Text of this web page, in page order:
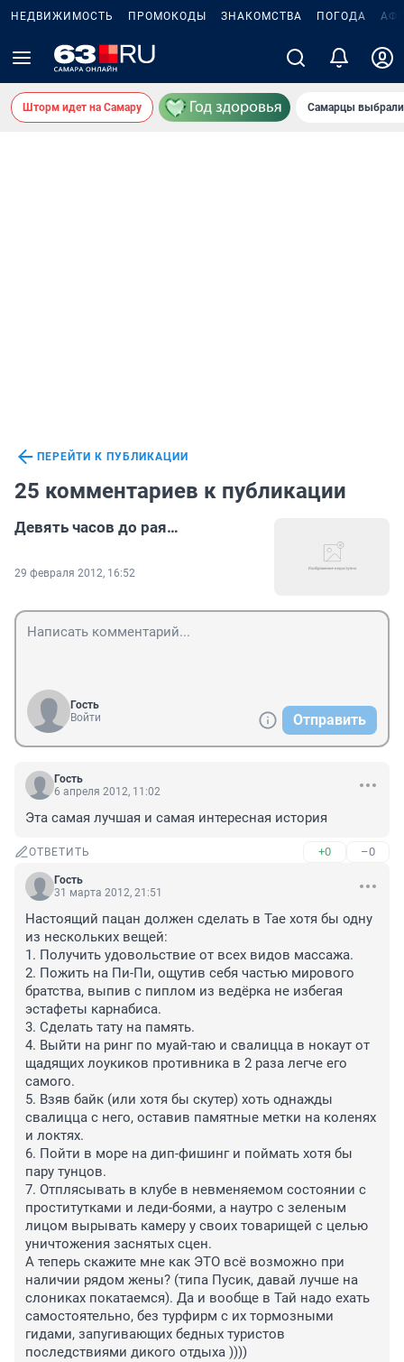
НЕДВИЖИМОСТЬ ПРОМОКОДЫ ЗНАКОМСТВА ПОГОДА
Шторм идет на Самару Самарцы
ПЕРЕЙТИ К ПУБЛИКАЦИИ
25 комментариев к публикации
Девять часов до рая…
29 февраля 2012, 16:52
Гость
Войти
Отправить
Гость
6 апреля 2012, 11:02
Эта самая лучшая и самая интересная история
ОТВЕТИТЬ +0 –0
Гость
31 марта 2012, 21:51
Настоящий пацан должен сделать в Тае хотя бы одну
из нескольких вещей:
1. Получить удовольствие от всех видов массажа.
2. Пожить на Пи-Пи, ощутив себя частью мирового
братства, выпив с пиплом из ведёрка не избегая
эстафеты карнабиса.
3. Сделать тату на память.
4. Выйти на ринг по муай-таю и свалицца в нокаут от
щадящих лоукиков противника в 2 раза легче его
самого.
5. Взяв байк (или хотя бы скутер) хоть однажды
свалицца с него, оставив памятные метки на коленях
и локтях.
6. Пойти в море на дип-фишинг и поймать хотя бы
пару тунцов.
7. Отплясывать в клубе в невменяемом состоянии с
проститутками и леди-боями, а наутро с зеленым
лицом вырывать камеру у своих товарищей с целью
уничтожения заснятых сцен.
А теперь скажите мне как ЭТО всё возможно при
наличии рядом жены? (типа Пусик, давай лучше на
слониках покатаемся). Да и вообще в Тай надо ехать
самостоятельно, без турфирм с их тормозными
гидами, запугивающих бедных туристов
последствиями дикого отдыха ))))